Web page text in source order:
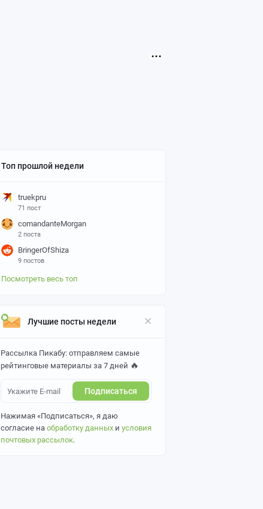
Топ прошлой недели
truekpru
71 пост
comandanteMorgan
2 поста
BringerOfShiza
9 постов
Посмотреть весь топ
Лучшие посты недели
Рассылка Пикабу: отправляем самые
рейтинговые материалы за 7 дней 🔥
Подписаться
Нажимая «Подписаться», я даю
согласие на обработку данных и условия
почтовых рассылок.